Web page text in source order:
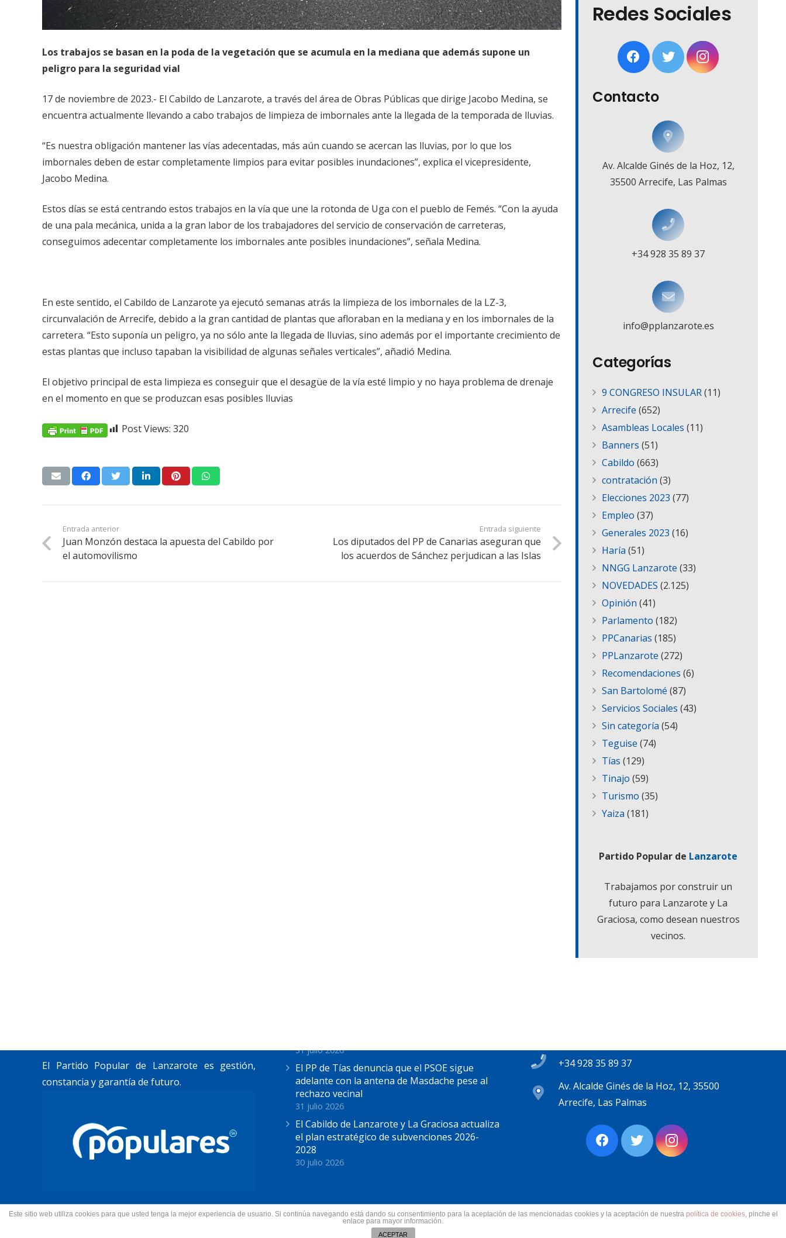
Los trabajos se basan en la poda de la vegetación que se acumula en la mediana que además supone un
peligro para la seguridad vial
17 de noviembre de 2023.- El Cabildo de Lanzarote, a través del área de Obras Públicas que dirige Jacobo Medina, se
encuentra actualmente llevando a cabo trabajos de limpieza de imbornales ante la llegada de la temporada de lluvias.
“Es nuestra obligación mantener las vías adecentadas, más aún cuando se acercan las lluvias, por lo que los
imbornales deben de estar completamente limpios para evitar posibles inundaciones”, explica el vicepresidente,
Jacobo Medina.
Estos días se está centrando estos trabajos en la vía que une la rotonda de Uga con el pueblo de Femés. “Con la ayuda
de una pala mecánica, unida a la gran labor de los trabajadores del servicio de conservación de carreteras,
conseguimos adecentar completamente los imbornales ante posibles inundaciones”, señala Medina.
En este sentido, el Cabildo de Lanzarote ya ejecutó semanas atrás la limpieza de los imbornales de la LZ-3,
circunvalación de Arrecife, debido a la gran cantidad de plantas que afloraban en la mediana y en los imbornales de la
carretera. “Esto suponía un peligro, ya no sólo ante la llegada de lluvias, sino además por el importante crecimiento de
estas plantas que incluso tapaban la visibilidad de algunas señales verticales”, añadió Medina.
El objetivo principal de esta limpieza es conseguir que el desagüe de la vía esté limpio y no haya problema de drenaje
en el momento en que se produzcan esas posibles lluvias
Post Views: 320
Entrada anterior
Juan Monzón destaca la apuesta del Cabildo por
el automovilismo
Entrada siguiente
Los diputados del PP de Canarias aseguran que
los acuerdos de Sánchez perjudican a las Islas
Redes Sociales
Contacto
Av. Alcalde Ginés de la Hoz, 12,
35500 Arrecife, Las Palmas
+34 928 35 89 37
info@pplanzarote.es
Categorías
9 CONGRESO INSULAR(11)
Arrecife (652)
Asambleas Locales (11)
Banners (51)
Cabildo (663)
contratación (3)
Elecciones 2023 (77)
Empleo (37)
Generales 2023 (16)
Haría (51)
NNGG Lanzarote (33)
NOVEDADES (2.125)
Opinión (41)
Parlamento (182)
PPCanarias (185)
PPLanzarote (272)
Recomendaciones (6)
San Bartolomé (87)
Servicios Sociales (43)
Sin categoría (54)
Teguise (74)
Tías (129)
Tinajo (59)
Turismo (35)
Yaiza (181)
Partido Popular de Lanzarote
Trabajamos por construir un
futuro para Lanzarote y La
Graciosa, como desean nuestros
vecinos.
El Partido Popular de Lanzarote es gestión,
constancia y garantía de futuro.
31 julio 2026
El PP de Tías denuncia que el PSOE sigue
adelante con la antena de Masdache pese al
rechazo vecinal
31 julio 2026
El Cabildo de Lanzarote y La Graciosa actualiza
el plan estratégico de subvenciones 2026-
2028
30 julio 2026
+34 928 35 89 37
Av. Alcalde Ginés de la Hoz, 12, 35500
Arrecife, Las Palmas
© 2022 Partido Popular de Lanzarote.
Todos los derechos reservados.
Este sitio web utiliza cookies para que usted tenga la mejor experiencia de usuario. Si continúa navegando está dando su consentimiento para la aceptación de las mencionadas cookies y la aceptación de nuestra política de cookies, pinche el
enlace para mayor información.
ACEPTAR